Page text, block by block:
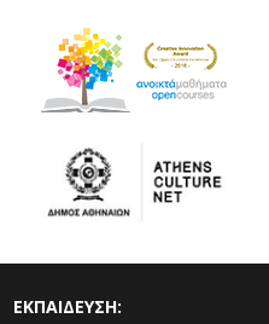
ΕΚΠΑΙΔΕΥΣΗ: